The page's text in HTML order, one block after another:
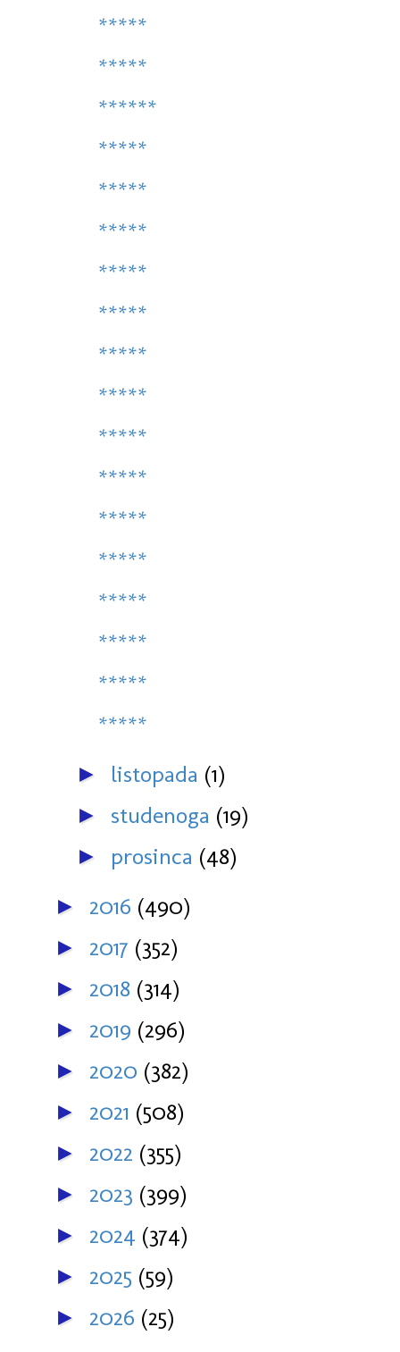
*****
*****
******
*****
*****
*****
*****
*****
*****
*****
*****
*****
*****
*****
*****
*****
*****
*****
► listopada (1)
► studenoga (19)
► prosinca (48)
► 2016 (490)
► 2017 (352)
► 2018 (314)
► 2019 (296)
► 2020 (382)
► 2021 (508)
► 2022 (355)
► 2023 (399)
► 2024 (374)
► 2025 (59)
► 2026 (25)